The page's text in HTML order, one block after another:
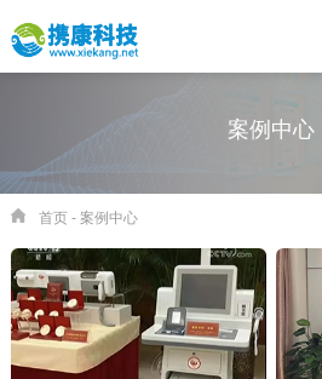
案例中心
首页- 案例中心